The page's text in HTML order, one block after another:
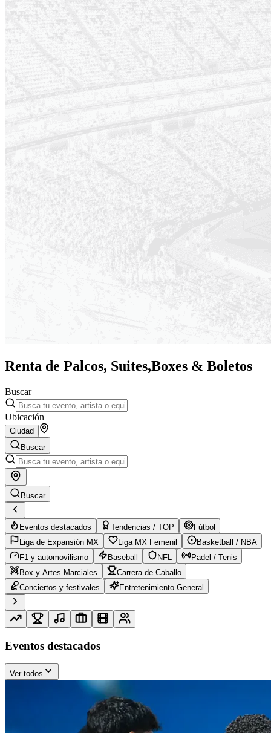
Renta de Palcos, Suites,Boxes & Boletos
Buscar
Ubicación
Ciudad
Buscar
Buscar
Eventos destacados Tendencias / TOP
Fútbol
Liga de Expansión MX
Liga MX Femenil
Basketball / NBA
F1 y automovilismo
Baseball NFL
Padel / Tenis
Box y Artes Marciales
Carrera de Caballo
Conciertos y festivales
Entretenimiento General
Eventos destacados
Ver todos